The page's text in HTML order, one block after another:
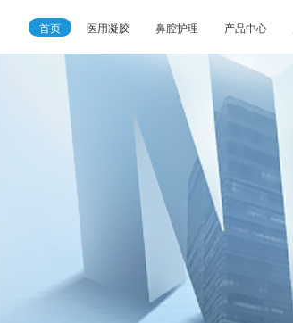
首页 医用凝胶 鼻腔护理 产品中心